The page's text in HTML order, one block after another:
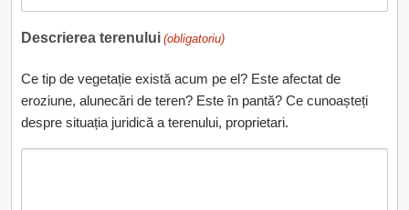
Descrierea terenului (obligatoriu)
Ce tip de vegetație există acum pe el? Este afectat de
eroziune, alunecări de teren? Este în pantă? Ce cunoașteți
despre situația juridică a terenului, proprietari.